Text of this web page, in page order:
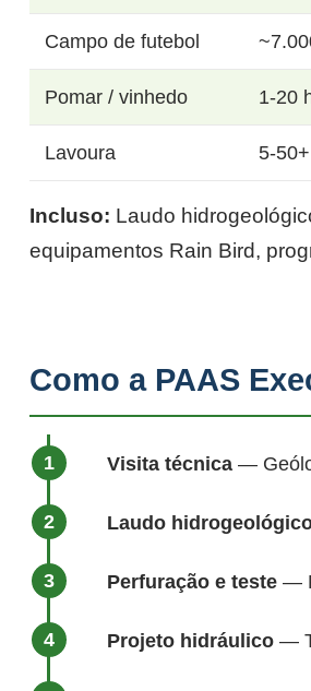
Campo de futebol
Pomar / vinhedo 1-20
Lavoura 5-
Incluso: Laudo
equipamentos Rain Bird,
Como a PAAS
Visita técnica —
Laudo
Perfuração e teste —
Projeto hidráulico —